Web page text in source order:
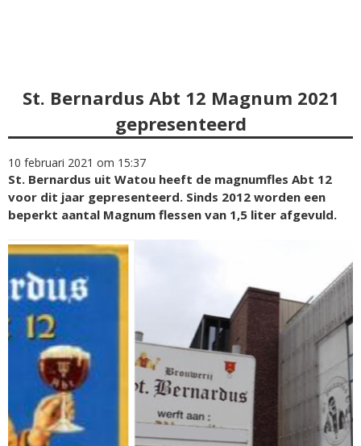
St. Bernardus Abt 12 Magnum 2021
gepresenteerd
10 februari 2021 om 15:37
St. Bernardus uit Watou heeft de magnumfles Abt 12
voor dit jaar gepresenteerd. Sinds 2012 worden een
beperkt aantal Magnum flessen van 1,5 liter afgevuld.